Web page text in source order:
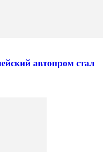
автопром стал